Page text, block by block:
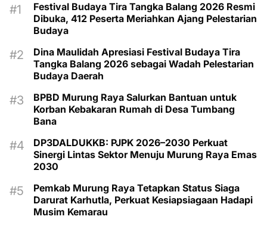
Festival Budaya Tira Tangka Balang 2026 Resmi
Dibuka, 412 Peserta Meriahkan Ajang Pelestarian
Budaya
Dina Maulidah Apresiasi Festival Budaya Tira
Tangka Balang 2026 sebagai Wadah Pelestarian
Budaya Daerah
BPBD Murung Raya Salurkan Bantuan untuk
Korban Kebakaran Rumah di Desa Tumbang
Bana
DP3DALDUKKB: PJPK 2026–2030 Perkuat
Sinergi Lintas Sektor Menuju Murung Raya Emas
2030
Pemkab Murung Raya Tetapkan Status Siaga
Darurat Karhutla, Perkuat Kesiapsiagaan Hadapi
Musim Kemarau